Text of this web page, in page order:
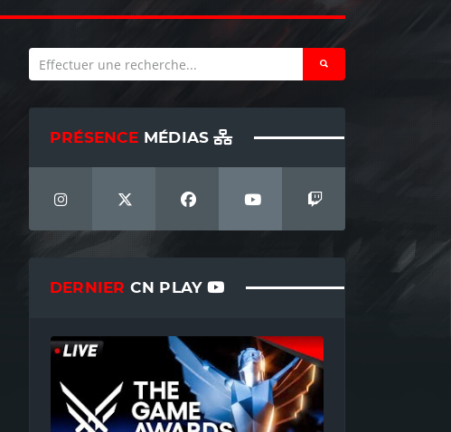
PRÉSENCE MÉDIAS
DERNIER CN PLAY